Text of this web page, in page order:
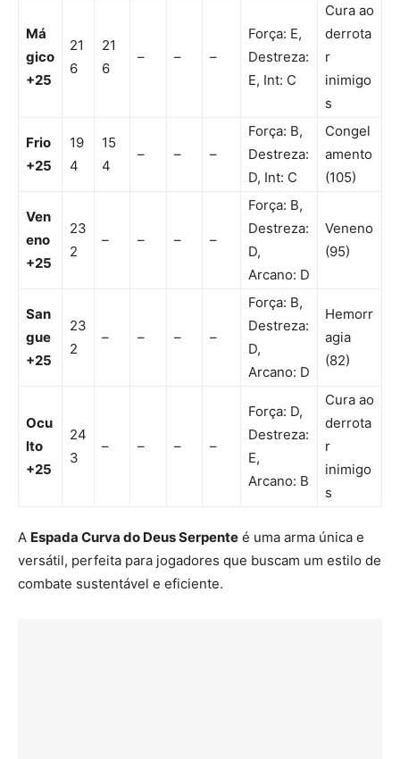
Má
gico
+25
21
6
21
6
– – –
Força: E,
Destreza:
E, Int: C
Cura ao
derrota
r
inimigo
s
Frio
+25
19
4
15
4
– – –
Força: B,
Destreza:
D, Int: C
Congel
amento
(105)
Ven
eno
+25
23
2
– – – –
Força: B,
Destreza:
D,
Arcano: D
Veneno
(95)
San
gue
+25
23
2
– – – –
Força: B,
Destreza:
D,
Arcano: D
Hemorr
agia
(82)
Ocu
lto
+25
24
3
– – – –
Força: D,
Destreza:
E,
Arcano: B
Cura ao
derrota
r
inimigo
s
A Espada Curva do Deus Serpente é uma arma única e
versátil, perfeita para jogadores que buscam um estilo de
combate sustentável e eficiente.